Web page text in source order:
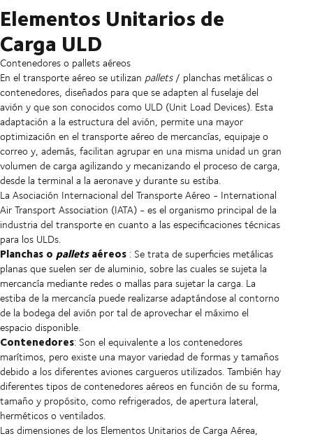
Elementos Unitarios de
Carga ULD
Contenedores o pallets aéreos
En el transporte aéreo se utilizan pallets/ planchas metálicas o
contenedores, diseñados para que se adapten al fuselaje del
avión y que son conocidos como ULD (Unit Load Devices). Esta
adaptación a la estructura del avión, permite una mayor
optimización en el transporte aéreo de mercancías, equipaje o
correo y, además, facilitan agrupar en una misma unidad un gran
volumen de carga agilizando y mecanizando el proceso de carga,
desde la terminal a la aeronave y durante su estiba.
La Asociación Internacional del Transporte Aéreo - International
Air Transport Association (IATA) - es el organismo principal de la
industria del transporte en cuanto a las especificaciones técnicas
para los ULDs.
Planchas o palletsaéreos : Se trata de superficies metálicas
planas que suelen ser de aluminio, sobre las cuales se sujeta la
mercancía mediante redes o mallas para sujetar la carga. La
estiba de la mercancía puede realizarse adaptándose al contorno
de la bodega del avión por tal de aprovechar el máximo el
espacio disponible.
Contenedores: Son el equivalente a los contenedores
marítimos, pero existe una mayor variedad de formas y tamaños
debido a los diferentes aviones cargueros utilizados. También hay
diferentes tipos de contenedores aéreos en función de su forma,
tamaño y propósito, como refrigerados, de apertura lateral,
herméticos o ventilados.
Las dimensiones de los Elementos Unitarios de Carga Aérea,